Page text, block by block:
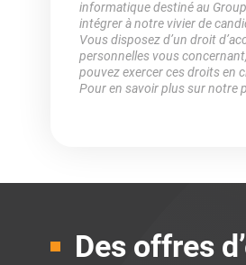
informatique destiné au
intégrer à notre vivier de
Vous disposez d’un droit
personnelles vous
pouvez exercer ces droits en
Pour en savoir plus sur notre
Des offres